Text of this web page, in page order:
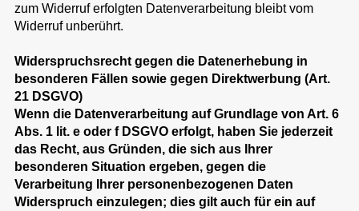
zum Widerruf erfolgten Datenverarbeitung bleibt vom
Widerruf unberührt.
Widerspruchsrecht gegen die Datenerhebung in
besonderen Fällen sowie gegen Direktwerbung (Art.
21 DSGVO)
Wenn die Datenverarbeitung auf Grundlage von Art. 6
Abs. 1 lit. e oder f DSGVO erfolgt, haben Sie jederzeit
das Recht, aus Gründen, die sich aus Ihrer
besonderen Situation ergeben, gegen die
Verarbeitung Ihrer personenbezogenen Daten
Widerspruch einzulegen; dies gilt auch für ein auf